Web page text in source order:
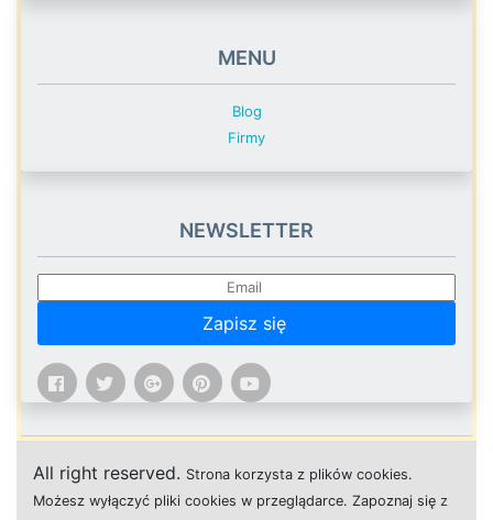
MENU
Blog
Firmy
NEWSLETTER
Zapisz się
All right reserved. Strona korzysta z plików cookies.
Możesz wyłączyć pliki cookies w przeglądarce. Zapoznaj się z